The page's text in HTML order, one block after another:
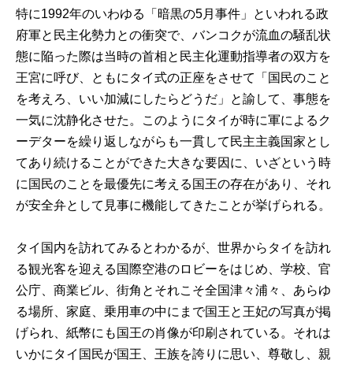
特に1992年のいわゆる「暗黒の5月事件」といわれる政
府軍と民主化勢力との衝突で、バンコクが流血の騒乱状
態に陥った際は当時の首相と民主化運動指導者の双方を
王宮に呼び、ともにタイ式の正座をさせて「国民のこと
を考えろ、いい加減にしたらどうだ」と諭して、事態を
一気に沈静化させた。このようにタイが時に軍によるク
ーデターを繰り返しながらも一貫して民主主義国家とし
てあり続けることができた大きな要因に、いざという時
に国民のことを最優先に考える国王の存在があり、それ
が安全弁として見事に機能してきたことが挙げられる。
タイ国内を訪れてみるとわかるが、世界からタイを訪れ
る観光客を迎える国際空港のロビーをはじめ、学校、官
公庁、商業ビル、街角とそれこそ全国津々浦々、あらゆ
る場所、家庭、乗用車の中にまで国王と王妃の写真が掲
げられ、紙幣にも国王の肖像が印刷されている。それは
いかにタイ国民が国王、王族を誇りに思い、尊敬し、親